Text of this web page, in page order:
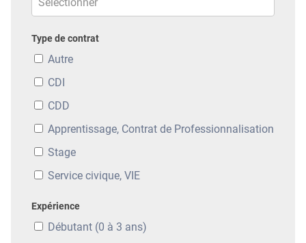
Type de contrat
Autre
CDI
CDD
Apprentissage, Contrat de Professionnalisation
Stage
Service civique, VIE
Expérience
Débutant (0 à 3 ans)